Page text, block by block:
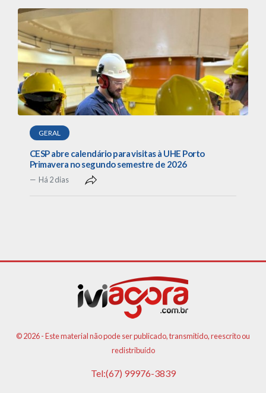
GERAL
CESP abre calendário para visitas à UHE Porto
Primavera no segundo semestre de 2026
Há 2 dias
© 2026 - Este material não pode ser publicado, transmitido, reescrito ou
redistribuído
Tel:(67) 99976-3839